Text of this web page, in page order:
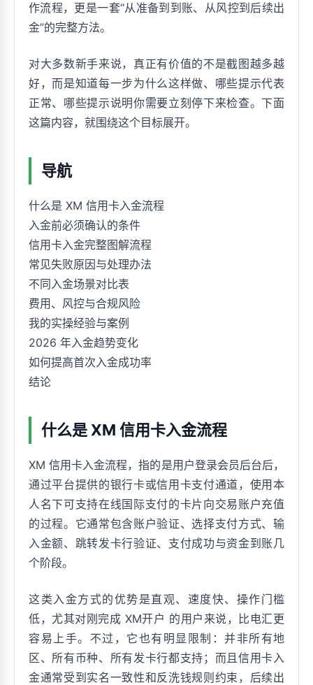
作流程，更是一套“从准备到到账、从风控到后续出
金”的完整方法。
对大多数新手来说，真正有价值的不是截图越多越
好，而是知道每一步为什么这样做、哪些提示代表
正常、哪些提示说明你需要立刻停下来检查。下面
这篇内容，就围绕这个目标展开。
导航
什么是 XM 信用卡入金流程
入金前必须确认的条件
信用卡入金完整图解流程
常见失败原因与处理办法
不同入金场景对比表
费用、风控与合规风险
我的实操经验与案例
2026 年入金趋势变化
如何提高首次入金成功率
结论
什么是 XM 信用卡入金流程
XM 信用卡入金流程，指的是用户登录会员后台后，
通过平台提供的银行卡或信用卡支付通道，使用本
人名下可支持在线国际支付的卡片向交易账户充值
的过程。它通常包含账户验证、选择支付方式、输
入金额、跳转发卡行验证、支付成功与资金到账几
个阶段。
这类入金方式的优势是直观、速度快、操作门槛
低，尤其对刚完成 XM开户 的用户来说，比电汇更
容易上手。不过，它也有明显限制：并非所有地
区、所有币种、所有发卡行都支持；而且信用卡入
金通常受到实名一致性和反洗钱规则约束，后续出